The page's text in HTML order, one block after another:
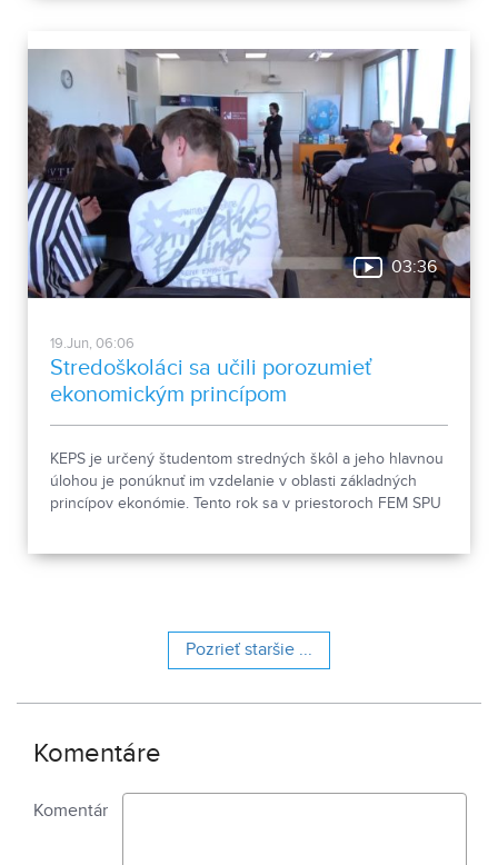
03:36
19.Jun, 06:06
Stredoškoláci sa učili porozumieť
ekonomickým princípom
KEPS je určený študentom stredných škôl a jeho hlavnou
úlohou je ponúknuť im vzdelanie v oblasti základných
princípov ekonómie. Tento rok sa v priestoroch FEM SPU
Pozrieť staršie ...
Komentáre
Komentár